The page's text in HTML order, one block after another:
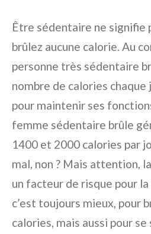
Être sédentaire ne signifie
brûlez aucune calorie. Au
personne très sédentaire
nombre de calories
pour maintenir ses
femme sédentaire brûle
1400 et 2000 calories par
mal, non ? Mais attention,
un facteur de risque pour
c’est toujours mieux, pour
calories, mais aussi pour